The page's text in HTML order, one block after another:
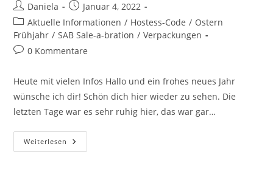
Daniela
Januar 4, 2022
Aktuelle Informationen / Hostess-Code / Ostern
Frühjahr / SAB Sale-a-bration / Verpackungen
0 Kommentare
Heute mit vielen Infos Hallo und ein frohes neues Jahr
wünsche ich dir! Schön dich hier wieder zu sehen. Die
letzten Tage war es sehr ruhig hier, das war gar…
Weiterlesen